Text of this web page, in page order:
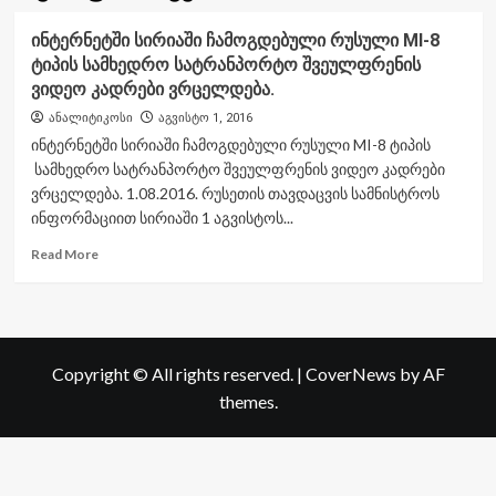
ინტერნეტში სირიაში ჩამოგდებული რუსული MI-8
ტიპის სამხედრო სატრანპორტო შვეულფრენის
ვიდეო კადრები ვრცელდება.
ანალიტიკოსი აგვისტო 1, 2016
ინტერნეტში სირიაში ჩამოგდებული რუსული MI-8 ტიპის
სამხედრო სატრანპორტო შვეულფრენის ვიდეო კადრები
ვრცელდება. 1.08.2016. რუსეთის თავდაცვის სამნისტროს
ინფორმაციით სირიაში 1 აგვისტოს...
Read MoreRead
სირიაში
რუსული
ტიპის
Copyright © All rights reserved. | CoverNews by AF
themes.